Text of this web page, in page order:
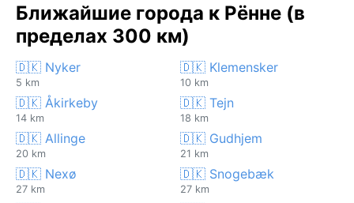
Ближайшие города к Рённе (в
пределах 300 км)
🇩🇰 Nyker
5 km
🇩🇰 Klemensker
10 km
🇩🇰 Åkirkeby
14 km
🇩🇰 Tejn
18 km
🇩🇰 Allinge
20 km
🇩🇰 Gudhjem
21 km
🇩🇰 Nexø
27 km
🇩🇰 Snogebæk
27 km